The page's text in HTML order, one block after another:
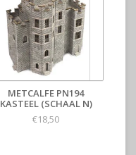
METCALFE PN194
KASTEEL (SCHAAL N)
€18,50